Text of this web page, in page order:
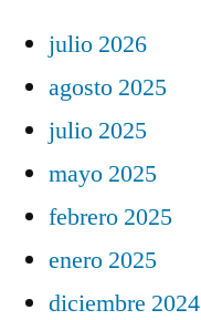
julio 2026
agosto 2025
julio 2025
mayo 2025
febrero 2025
enero 2025
diciembre 2024